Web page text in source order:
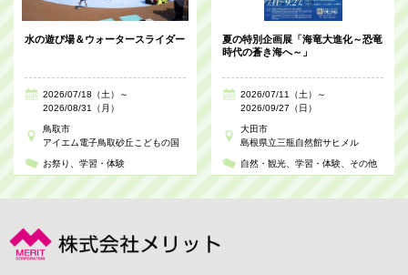
水の遊び場＆ウォータースライダー
2026/07/18（土）～
2026/08/31（月）
鳥取市
アイエム電子鳥取砂丘こどもの国
お祭り 学習・体験
夏の特別企画展「海竜大進化～恐竜
時代の蒼き海へ～」
2026/07/11（土）～
2026/09/27（日）
大田市
島根県立三瓶自然館サヒメル
自然・観光 学習・体験 その他